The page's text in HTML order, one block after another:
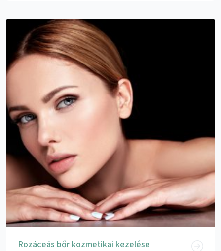
Rozáceás bőr kozmetikai kezelése